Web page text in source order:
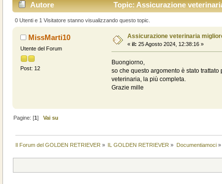
Autore Topic: Assicurazione
0 Utenti e 1 Visitatore stanno visualizzando questo topic.
MissMarti10
Utente del Forum
Post: 12
Assicurazione veterinaria
« il: 25 Agosto 2024, 12:38:16 »
Buongiorno,
so che questo argomento è stato
veterinaria, la più completa.
Grazie mille
Pagine: [1]Vai su
Il Forum del GOLDEN RETRIEVER » IL GOLDEN RETRIEVER » Documentiamoci»